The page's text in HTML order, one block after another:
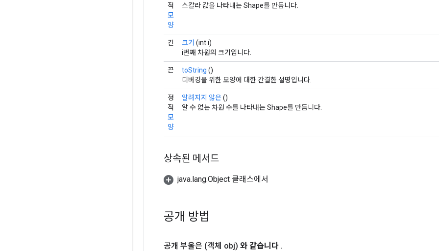
적
모
양
스칼라 값을 나타내는 Shape를 만듭니다.
긴 크기 (int i)
i번째 차원의 크기입니다.
끈 toString ()
디버깅을 위한 모양에 대한 간결한 설명입니다.
정
적
모
양
알려지지 않은()
알 수 없는 차원 수를 나타내는 Shape를 만듭니다.
상속된 메서드
java.lang.Object 클래스에서
공개 방법
공개 부울은 (객체 obj) 와 같습니다 .